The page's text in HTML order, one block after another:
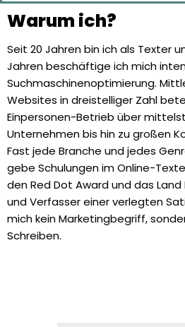
Warum ich?
Seit 20 Jahren bin ich als Texter
Jahren beschäftige ich mich
Suchmaschinenoptimierung.
Websites in dreistelliger Zahl
Einpersonen-Betrieb über
Unternehmen bis hin zu großen
Fast jede Branche und jedes
gebe Schulungen im Online-
den Red Dot Award und das
und Verfasser einer verlegten
mich kein Marketingbegriff,
Schreiben.